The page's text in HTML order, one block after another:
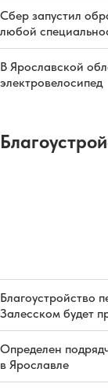
Сбер запустил
любой
В Ярославской
электровелосипед
Благоустройство
Залесском будет
Определен
в Ярославле